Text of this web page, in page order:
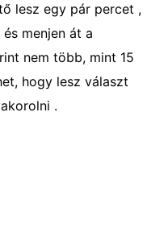
lesz egy pár percet ,
menjen át a
nem több, mint 15
hogy lesz választ
.